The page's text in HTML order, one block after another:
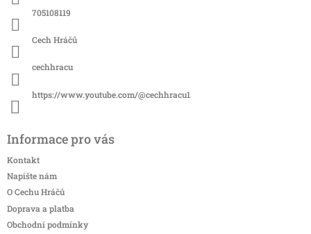
705108119
Cech Hráčů
cechhracu
https://www.youtube.com/@cechhracu1
Informace pro vás
Kontakt
Napište nám
O Cechu Hráčů
Doprava a platba
Obchodní podmínky